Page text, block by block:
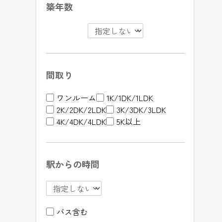
築年数
間取り
ワンルーム
1K/1DK/1LDK
2K/2DK/2LDK
3K/3DK/3LDK
4K/4DK/4LDK
5K以上
駅からの時間
バス含む